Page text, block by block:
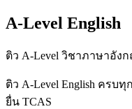
A-Level English
ติว A-Level วิชาภาษาอัง
ติว A-Level English ครบทุ
ยื่น TCAS